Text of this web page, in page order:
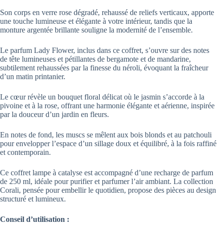
Son corps en verre rose dégradé, rehaussé de reliefs verticaux, apporte
une touche lumineuse et élégante à votre intérieur, tandis que la
monture argentée brillante souligne la modernité de l’ensemble.
Le parfum Lady Flower, inclus dans ce coffret, s’ouvre sur des notes
de tête lumineuses et pétillantes de bergamote et de mandarine,
subtilement rehaussées par la finesse du néroli, évoquant la fraîcheur
d’un matin printanier.
Le cœur révèle un bouquet floral délicat où le jasmin s’accorde à la
pivoine et à la rose, offrant une harmonie élégante et aérienne, inspirée
par la douceur d’un jardin en fleurs.
En notes de fond, les muscs se mêlent aux bois blonds et au patchouli
pour envelopper l’espace d’un sillage doux et équilibré, à la fois raffiné
et contemporain.
Ce coffret lampe à catalyse est accompagné d’une recharge de parfum
de 250 ml, idéale pour purifier et parfumer l’air ambiant. La collection
Corali, pensée pour embellir le quotidien, propose des pièces au design
structuré et lumineux.
Conseil d’utilisation :